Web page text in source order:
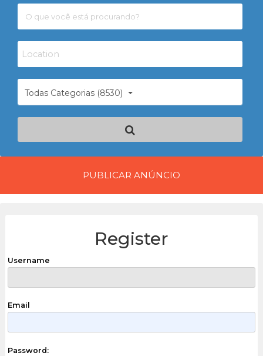
Todas Categorias (8530)
PUBLICAR ANÚNCIO
Register
Username
Email
Password: